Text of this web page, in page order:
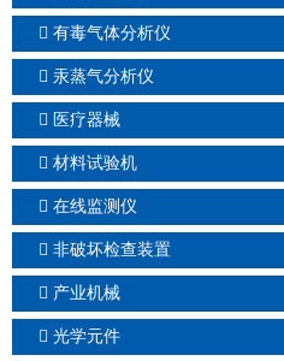
有毒气体分析仪
汞蒸气分析仪
医疗器械
材料试验机
在线监测仪
非破坏检查装置
产业机械
光学元件